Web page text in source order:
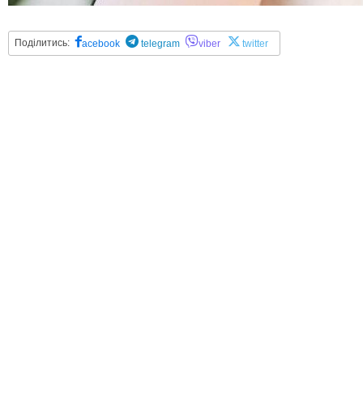
Поділитись: acebook telegram viber twitter